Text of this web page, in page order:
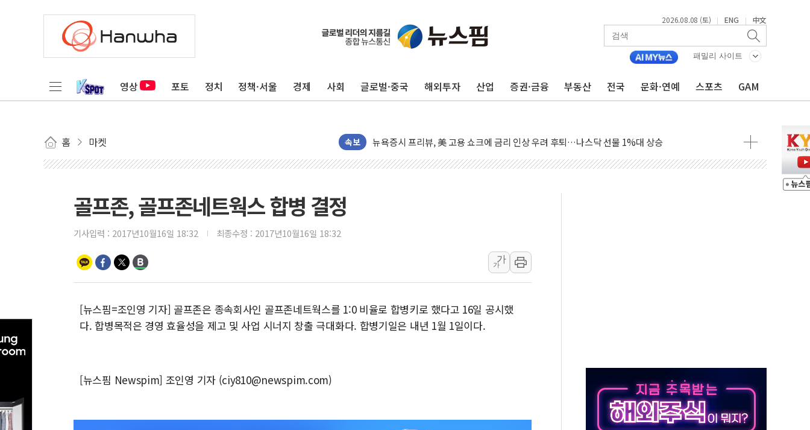
2026.08.08 (토) | ENG | 中文
패밀리 사이트
영상 포토 정치 정책·서울 경제 사회 글로벌·중국 해외투자 산업 증권·금융 부동산 전국 문화·연예 스포츠 GAM
홈 마켓 속보
[종합] 이슬람 수니파 3국, '공동방위협정' 체결… 이스라엘·이란 위협에 맞설 자체 억지력 강화
트럼프, 백신·자폐증 행정명령 검토…"이르면 다음 주"
이란 핵심 원유 수출항 '하르그섬', 최근 1주일 이상 '올스톱'… 美 해상봉쇄 영향
美 고용 쇼크에 엔화 장중 급등…시장은 "또 개입했나" 촉각
뉴욕증시 프리뷰, 美 고용 쇼크에 금리 인상 우려 후퇴…나스닥 선물 1%대 상승
[종합] 美 7월 고용 2만3000명 감소 '쇼크'…9월 금리 인상 기대 후퇴
뉴욕증시 개장 전 특징주...아틀라시안·클라우드플레어·태양광주↑ VS 트레이드데스크·웬디스↓
특정 정치인 측근 포항시 정책특보 내정설...포항시 '시끌'
李 "해남 태양광, 대한민국 다음 100년 밑거름…수도권 집중 완화 전환점"
李 대통령, '6시간 마라톤 부동산 2차 회의' 주재… "전폭적 공급 확대·속도전 총력"
트럼프, 中 겨냥 폴리실리콘 관세 15% 부과…美 태양광주 급등
[사진] 빈살만과 에르도안의 만남
골프존, 골프존네트웍스 합병 결정
기사입력 : 2017년10월16일 18:32 최종수정 : 2017년10월16일 18:32
가
가
[뉴스핌=조인영 기자] 골프존은 종속회사인 골프존네트웍스를 1:0 비율로 합병키로 했다고 16일 공시했
다. 합병목적은 경영 효율성을 제고 및 사업 시너지 창출 극대화다. 합병기일은 내년 1월 1일이다.
[뉴스핌 Newspim] 조인영 기자 (ciy810@newspim.com)